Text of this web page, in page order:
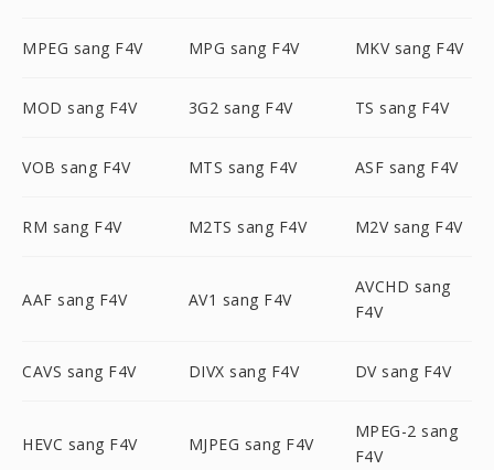
MPEG sang F4V MPG sang F4V MKV sang F4V
MOD sang F4V 3G2 sang F4V TS sang F4V
VOB sang F4V MTS sang F4V ASF sang F4V
RM sang F4V M2TS sang F4V M2V sang F4V
AAF sang F4V AV1 sang F4V
AVCHD sang
F4V
CAVS sang F4V DIVX sang F4V DV sang F4V
HEVC sang F4V MJPEG sang F4V
MPEG-2 sang
F4V